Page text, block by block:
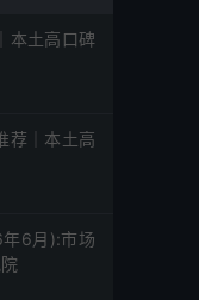
本土高口碑
荐｜本土高
6月):市场